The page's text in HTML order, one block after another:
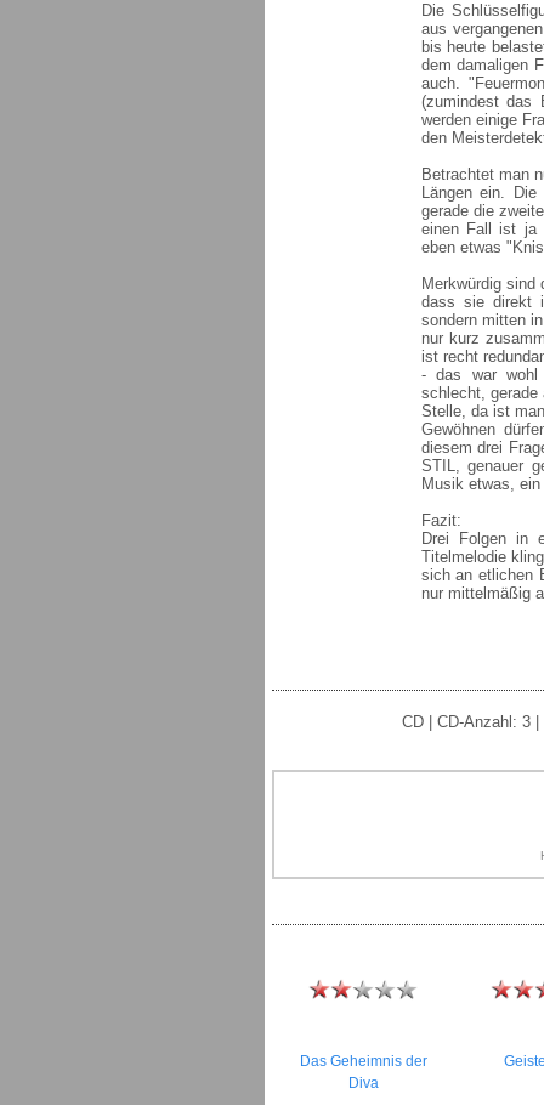
Die
aus
bis heute
dem damaligen
auch.
(zumindest das
werden einige
den
Betrachtet man
Längen ein.
gerade die
einen Fall ist ja
eben etwas
Merkwürdig
dass sie direkt
sondern mitten
nur kurz
ist recht
- das war wohl
schlecht, gerade
Stelle, da ist
Gewöhnen
diesem drei
STIL, genauer
Musik etwas,
Fazit:
Drei Folgen in
Titelmelodie
sich an etlichen
nur mittelmäßig
CD | CD-Anzahl: 3
Das Geheimnis der
Diva